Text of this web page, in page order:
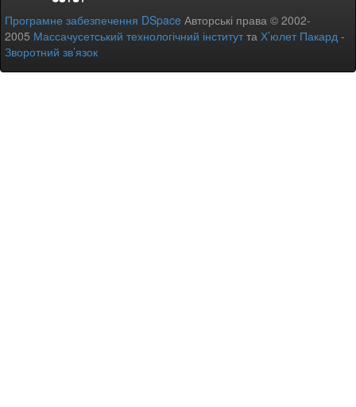
Програмне забезпечення DSpace Авторські права © 2002-
2005 Массачусетський технологічний інститутта Х’юлет Пакард -
Зворотний зв’язок